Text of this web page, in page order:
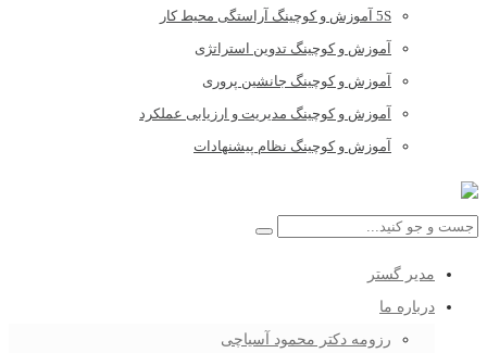
5S آموزش و کوچینگ آراستگی محیط کار
آموزش و کوچینگ تدوین استراتژی
آموزش و کوچینگ جانشین پروری
آموزش و کوچینگ مدیریت و ارزیابی عملکرد
آموزش و کوچینگ نظام پیشنهادات
مدیر گستر
درباره ما
رزومه دکتر محمود آسیاچی